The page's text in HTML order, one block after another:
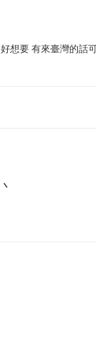
想要 有來臺灣的話